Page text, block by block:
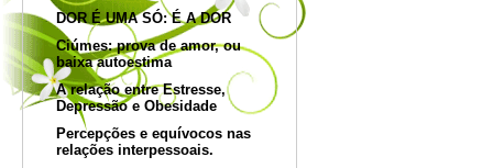
DOR É UMA SÓ: É A DOR
Ciúmes: prova de amor, ou
baixa autoestima
A relação entre Estresse,
Depressão e Obesidade
Percepções e equívocos nas
relações interpessoais.